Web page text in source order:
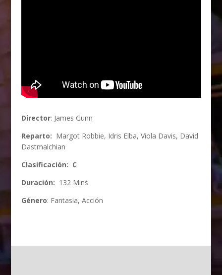
Director: James Gunn
Reparto: Margot Robbie, Idris Elba, Viola Davis, David
Dastmalchian
Clasificación: C
Duración: 132 Mins
Género: Fantasia, Acción